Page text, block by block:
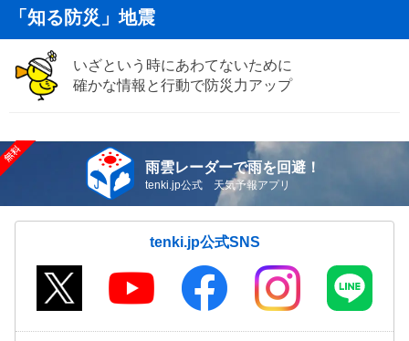
「知る防災」地震
いざという時にあわてないために
確かな情報と行動で防災力アップ
雨雲レーダーで雨を回避！
tenki.jp公式 天気予報アプリ
tenki.jp公式SNS